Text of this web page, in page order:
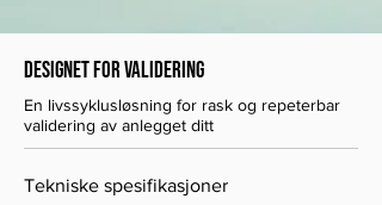
DESIGNET FOR validering
En livssyklusløsning for rask og repeterbar
validering av anlegget ditt
Tekniske spesifikasjoner